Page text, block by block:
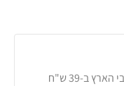
שליח עד הבית לכל רחבי הארץ ב-39 ש"ח